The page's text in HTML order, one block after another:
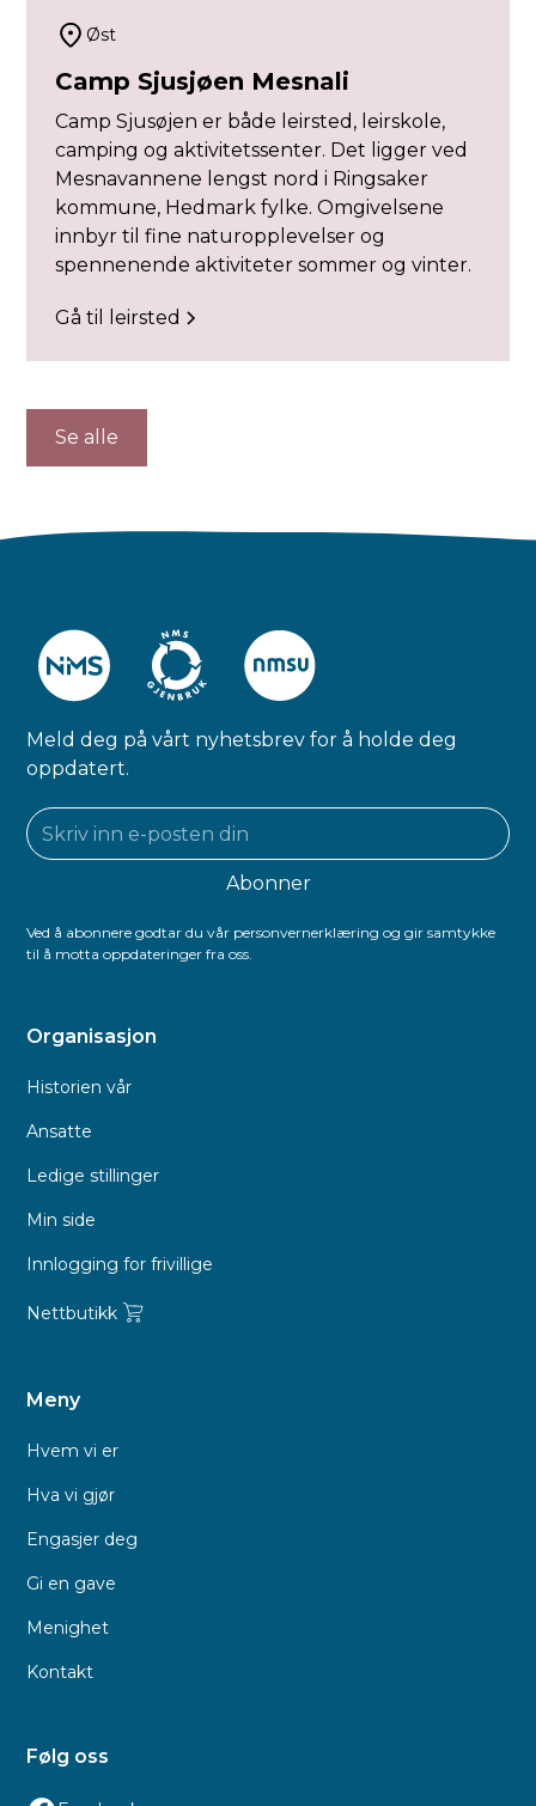
Øst
Camp Sjusjøen Mesnali
Camp Sjusøjen er både leirsted, leirskole,
camping og aktivitetssenter. Det ligger ved
Mesnavannene lengst nord i Ringsaker
kommune, Hedmark fylke. Omgivelsene
innbyr til fine naturopplevelser og
spennenende aktiviteter sommer og vinter.
Gå til leirsted
Se alle
Meld deg på vårt nyhetsbrev for å holde deg
oppdatert.
Ved å abonnere godtar du vår personvernerklæring og gir samtykke
til å motta oppdateringer fra oss.
Organisasjon
Historien vår
Ansatte
Ledige stillinger
Min side
Innlogging for frivillige
Nettbutikk
Meny
Hvem vi er
Hva vi gjør
Engasjer deg
Gi en gave
Menighet
Kontakt
Følg oss